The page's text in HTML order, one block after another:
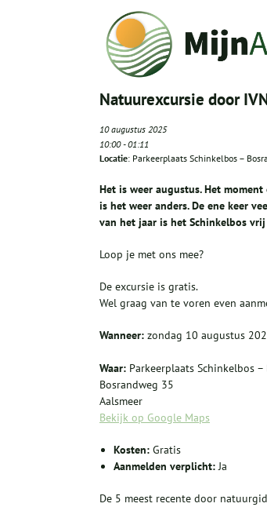
Natuurexcursie door
10 augustus 2025
10:00-01:11
Locatie: Parkeerplaats Schinkelbos –
Het is weer augustus. Het
is het weer anders. De ene keer
van het jaar is het Schinkelbos
Loop je met ons mee?
De excursie is gratis.
Wel graag van te voren even
Wanneer: zondag 10 augustus
Waar: Parkeerplaats Schinkelbos –
Bosrandweg 35
Aalsmeer
Bekijk op Google Maps
Kosten: Gratis
Aanmelden verplicht:Ja
De 5 meest recente door